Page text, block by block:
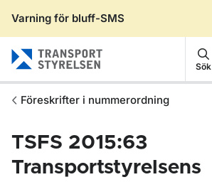
Varning för bluff-SMS
Sök
Föreskrifter i nummerordning
TSFS 2015:63
Transportstyrelsens